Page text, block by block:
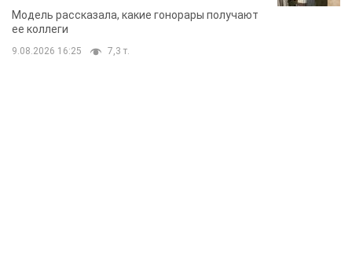
стороне модельной карьеры
Модель рассказала, какие гонорары получают
ее коллеги
9.08.2026 16:25 7,3 т.